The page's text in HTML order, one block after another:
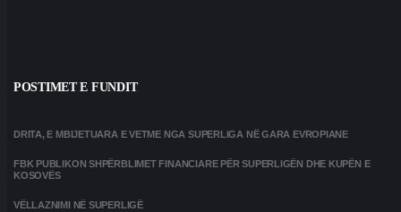
POSTIMET E FUNDIT
DRITA, E MBIJETUARA E VETME NGA SUPERLIGA NË GARA EVROPIANE
FBK PUBLIKON SHPËRBLIMET FINANCIARE PËR SUPERLIGËN DHE KUPËN E
KOSOVËS
VËLLAZNIMI NË SUPERLIGË